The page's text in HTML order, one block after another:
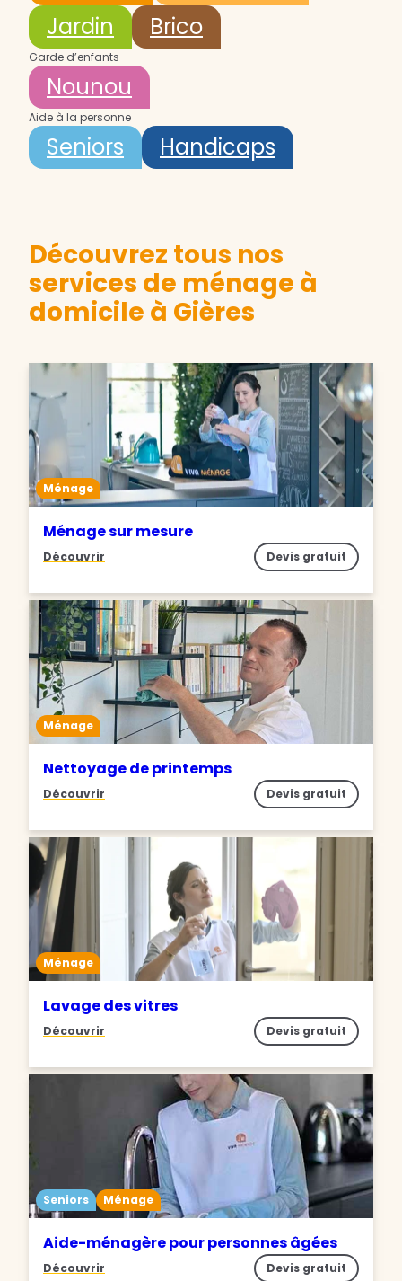
Jardin
Brico
Garde d’enfants
Nounou
Aide à la personne
Seniors Handicaps
Découvrez tous nos
services de ménage à
domicile à Gières
Ménage
Ménage sur mesure
Découvrir Devis gratuit
Ménage
Nettoyage de printemps
Découvrir Devis gratuit
Ménage
Lavage des vitres
Découvrir Devis gratuit
Seniors Ménage
Aide-ménagère pour personnes âgées
Découvrir Devis gratuit